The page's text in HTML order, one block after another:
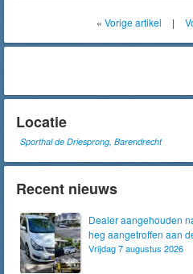
« Vorige artikel |
Locatie
Sporthal de Driesprong, Barendrecht
Recent nieuws
Dealer aangehouden
heg aangetroffen aan
Vrijdag 7 augustus 2026